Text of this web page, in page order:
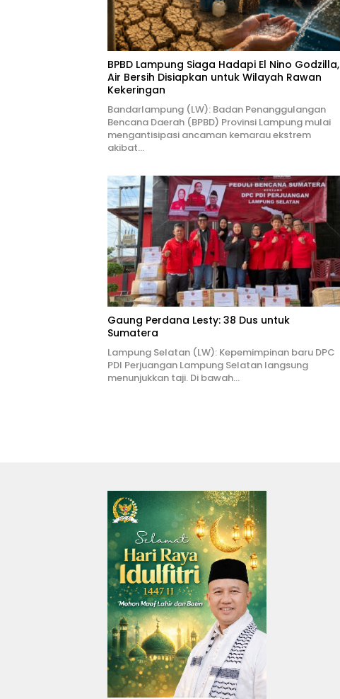
BPBD Lampung Siaga Hadapi El Nino Godzilla,
Air Bersih Disiapkan untuk Wilayah Rawan
Kekeringan
Bandarlampung (LW): Badan Penanggulangan
Bencana Daerah (BPBD) Provinsi Lampung mulai
mengantisipasi ancaman kemarau ekstrem
akibat…
Gaung Perdana Lesty: 38 Dus untuk
Sumatera
Lampung Selatan (LW): Kepemimpinan baru DPC
PDI Perjuangan Lampung Selatan langsung
menunjukkan taji. Di bawah…